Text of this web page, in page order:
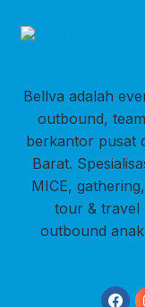
Bellva adalah
outbound,
berkantor pusat
Barat.
MICE,
tour & travel
outbound